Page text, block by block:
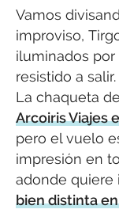
Vamos
improviso,
iluminados por
resistido a salir.
La chaqueta
Arcoiris Viajes
pero el vuelo
impresión en
adonde quiere
bien distinta